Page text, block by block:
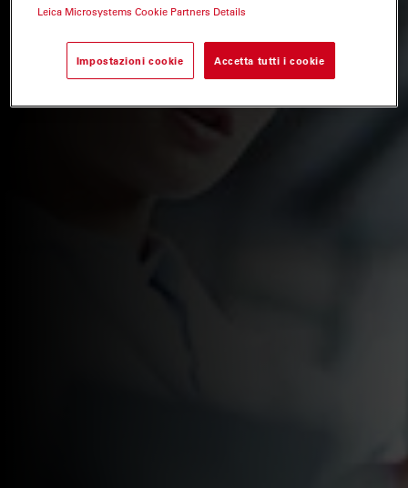
Leica Microsystems Cookie Partners Details
Impostazioni cookie Accetta tutti i cookie